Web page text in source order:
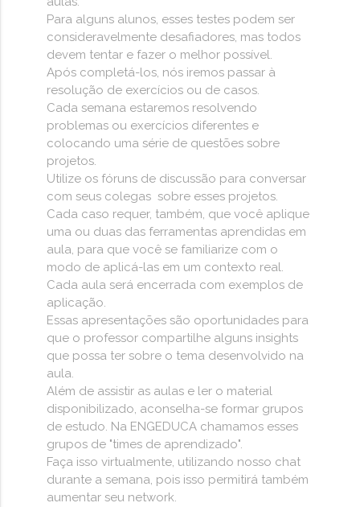
Para alguns alunos, esses testes podem ser
consideravelmente desafiadores, mas todos
devem tentar e fazer o melhor possível.
Após completá-los, nós iremos passar à
resolução de exercícios ou de casos.
Cada semana estaremos resolvendo
problemas ou exercícios diferentes e
colocando uma série de questões sobre
projetos.
Utilize os fóruns de discussão para conversar
com seus colegas sobre esses projetos.
Cada caso requer, também, que você aplique
uma ou duas das ferramentas aprendidas em
aula, para que você se familiarize com o
modo de aplicá-las em um contexto real.
Cada aula será encerrada com exemplos de
aplicação.
Essas apresentações são oportunidades para
que o professor compartilhe alguns insights
que possa ter sobre o tema desenvolvido na
aula.
Além de assistir as aulas e ler o material
disponibilizado, aconselha-se formar grupos
de estudo. Na ENGEDUCA chamamos esses
grupos de "times de aprendizado".
Faça isso virtualmente, utilizando nosso chat
durante a semana, pois isso permitirá também
aumentar seu network.